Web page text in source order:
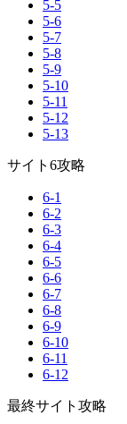
5-5
5-6
5-7
5-8
5-9
5-10
5-11
5-12
5-13
サイト6攻略
6-1
6-2
6-3
6-4
6-5
6-6
6-7
6-8
6-9
6-10
6-11
6-12
最終サイト攻略